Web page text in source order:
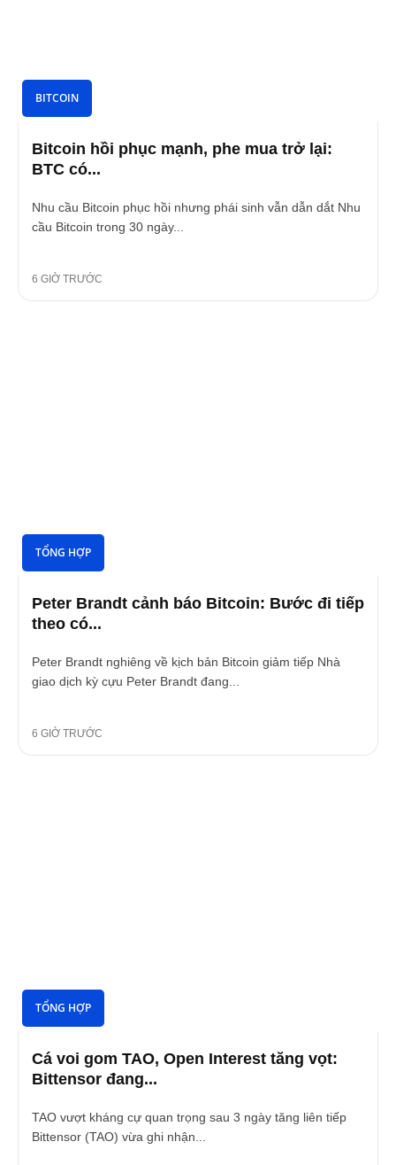
BITCOIN
Bitcoin hồi phục mạnh, phe mua trở lại:
BTC có...
Nhu cầu Bitcoin phục hồi nhưng phái sinh vẫn dẫn dắt Nhu
cầu Bitcoin trong 30 ngày...
6 GIỜ TRƯỚC
TỔNG HỢP
Peter Brandt cảnh báo Bitcoin: Bước đi tiếp
theo có...
Peter Brandt nghiêng về kịch bản Bitcoin giảm tiếp Nhà
giao dịch kỳ cựu Peter Brandt đang...
6 GIỜ TRƯỚC
TỔNG HỢP
Cá voi gom TAO, Open Interest tăng vọt:
Bittensor đang...
TAO vượt kháng cự quan trọng sau 3 ngày tăng liên tiếp
Bittensor (TAO) vừa ghi nhận...